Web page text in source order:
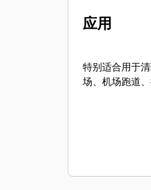
应用
特别适合用于
场、机场跑道